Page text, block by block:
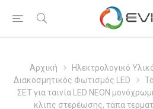
Αρχική Ηλεκτρολογικό
Διακοσμητικός Φωτισμός LED
ΣΕΤ για ταινία LED ΝΕΟΝ
κλιπς στερέωσης, τάπα